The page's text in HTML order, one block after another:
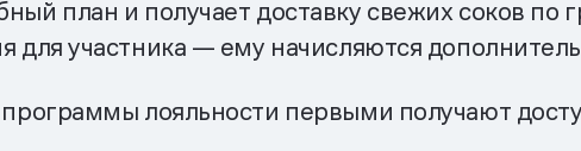
план и получает доставку свежих соков по
для участника — ему начисляются
лояльности первыми получают